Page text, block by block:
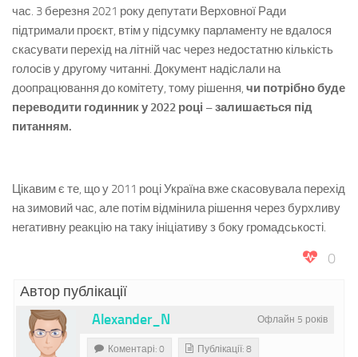
час. 3 березня 2021 року депутати Верховної Ради
підтримали проєкт, втім у підсумку парламенту не вдалося
скасувати перехід на літній час через недостатню кількість
голосів у другому читанні. Документ надіслали на
доопрацювання до комітету, тому рішення, чи потрібно буде
переводити годинник у 2022 році – залишається під
питанням.
Цікавим є те, що у 2011 році Україна вже скасовувала перехід
на зимовий час, але потім відмінила рішення через бурхливу
негативну реакцію на таку ініціативу з боку громадськості.
0
Автор публікації
Офлайн 5 років
Alexander_N
Коментарі: 0 Публікації: 8